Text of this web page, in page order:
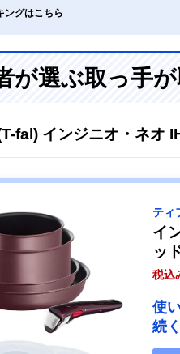
ングはこちら
が選ぶ取っ手
fal) インジニオ・ネオ
ティ
イ
ッ
税込
使
続く